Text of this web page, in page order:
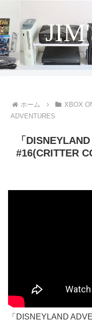
ホーム XBOX
ADVENTURES
「
#16(CRITTER
「DISNEYLAND